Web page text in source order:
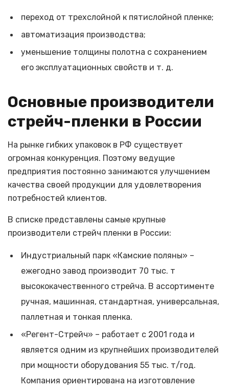
переход от трехслойной к пятислойной пленке;
автоматизация производства;
уменьшение толщины полотна с сохранением
его эксплуатационных свойств и т. д.
Основные производители
стрейч-пленки в России
На рынке гибких упаковок в РФ существует
огромная конкуренция. Поэтому ведущие
предприятия постоянно занимаются улучшением
качества своей продукции для удовлетворения
потребностей клиентов.
В списке представлены самые крупные
производители стрейч пленки в России:
Индустриальный парк «Камские поляны» –
ежегодно завод производит 70 тыс. т
высококачественного стрейча. В ассортименте
ручная, машинная, стандартная, универсальная,
паллетная и тонкая пленка.
«Регент-Стрейч» – работает с 2001 года и
является одним из крупнейших производителей
при мощности оборудования 55 тыс. т/год.
Компания ориентирована на изготовление